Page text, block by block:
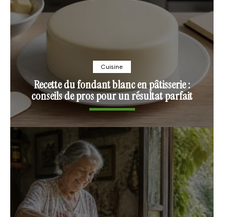
Cuisine
Recette du fondant blanc en pâtisserie :
conseils de pros pour un résultat parfait